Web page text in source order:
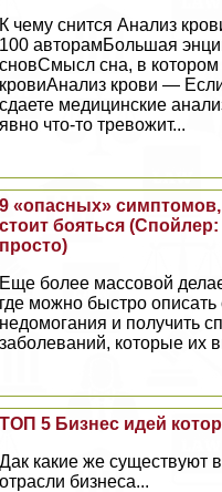
К чему снится Анализ
100 авторамБольшая
сновСмысл сна, в котором
кровиАнализ крови —
сдаете медицинские
явно что-то тревожит...
9 «опасных»
стоит бояться
просто)
Еще более массовой
где можно быстро описать
недомогания и получить
заболеваний, которые их
ТОП 5 Бизнес идей
Дак какие же существуют
отрасли бизнеса...